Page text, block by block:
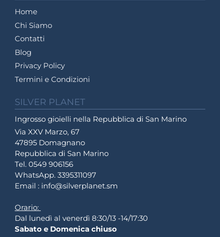
Home
Chi Siamo
Contatti
Blog
Privacy Policy
Termini e Condizioni
SILVER PLANET
Ingrosso gioielli nella Repubblica di San Marino
Via XXV Marzo, 67
47895 Domagnano
Repubblica di San Marino
Tel. 0549 906156
WhatsApp. 3395311097
Email : info@silverplanet.sm
Orario:
Dal lunedì al venerdì 8:30/13 -14/17:30
Sabato e Domenica chiuso